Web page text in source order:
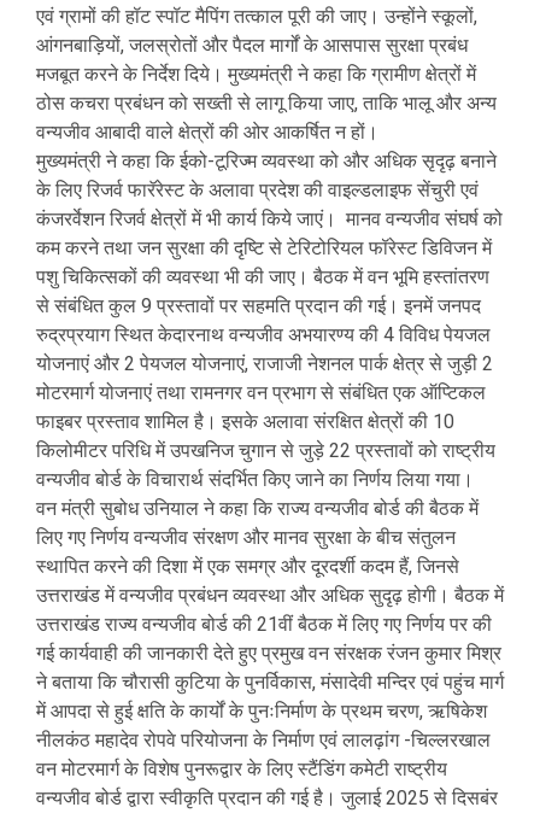
एवं ग्रामों की हॉट स्पॉट मैपिंग तत्काल पूरी की जाए। उन्होंने स्कूलों,
आंगनबाड़ियों, जलस्रोतों और पैदल मार्गों के आसपास सुरक्षा प्रबंध
मजबूत करने के निर्देश दिये। मुख्यमंत्री ने कहा कि ग्रामीण क्षेत्रों में
ठोस कचरा प्रबंधन को सख्ती से लागू किया जाए, ताकि भालू और अन्य
वन्यजीव आबादी वाले क्षेत्रों की ओर आकर्षित न हों।
मुख्यमंत्री ने कहा कि ईको-टूरिज्म व्यवस्था को और अधिक सृदृढ़ बनाने
के लिए रिजर्व फारॅरेस्ट के अलावा प्रदेश की वाइल्डलाइफ सेंचुरी एवं
कंजरर्वेशन रिजर्व क्षेत्रों में भी कार्य किये जाएं। मानव वन्यजीव संघर्ष को
कम करने तथा जन सुरक्षा की दृष्टि से टेरिटोरियल फॉरेस्ट डिविजन में
पशु चिकित्सकों की व्यवस्था भी की जाए। बैठक में वन भूमि हस्तांतरण
से संबंधित कुल 9 प्रस्तावों पर सहमति प्रदान की गई। इनमें जनपद
रुद्रप्रयाग स्थित केदारनाथ वन्यजीव अभयारण्य की 4 विविध पेयजल
योजनाएं और 2 पेयजल योजनाएं, राजाजी नेशनल पार्क क्षेत्र से जुड़ी 2
मोटरमार्ग योजनाएं तथा रामनगर वन प्रभाग से संबंधित एक ऑप्टिकल
फाइबर प्रस्ताव शामिल है। इसके अलावा संरक्षित क्षेत्रों की 10
किलोमीटर परिधि में उपखनिज चुगान से जुड़े 22 प्रस्तावों को राष्ट्रीय
वन्यजीव बोर्ड के विचारार्थ संदर्भित किए जाने का निर्णय लिया गया।
वन मंत्री सुबोध उनियाल ने कहा कि राज्य वन्यजीव बोर्ड की बैठक में
लिए गए निर्णय वन्यजीव संरक्षण और मानव सुरक्षा के बीच संतुलन
स्थापित करने की दिशा में एक समग्र और दूरदर्शी कदम हैं, जिनसे
उत्तराखंड में वन्यजीव प्रबंधन व्यवस्था और अधिक सुदृढ़ होगी। बैठक में
उत्तराखंड राज्य वन्यजीव बोर्ड की 21वीं बैठक में लिए गए निर्णय पर की
गई कार्यवाही की जानकारी देते हुए प्रमुख वन संरक्षक रंजन कुमार मिश्र
ने बताया कि चौरासी कुटिया के पुनर्विकास, मंसादेवी मन्दिर एवं पहुंच मार्ग
में आपदा से हुई क्षति के कार्यों के पुनःनिर्माण के प्रथम चरण, ऋषिकेश
नीलकंठ महादेव रोपवे परियोजना के निर्माण एवं लालढ़ांग -चिल्लरखाल
वन मोटरमार्ग के विशेष पुनरूद्वार के लिए स्टैंडिंग कमेटी राष्ट्रीय
वन्यजीव बोर्ड द्वारा स्वीकृति प्रदान की गई है। जुलाई 2025 से दिसबंर